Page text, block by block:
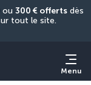
ou 300 € offerts dès
Menu